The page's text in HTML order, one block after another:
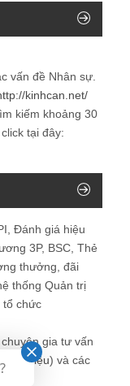
vấn đề Nhân sự
kinhcan.net/
kiếm khoảng 30
tại đây:
Đánh giá hiệu
3P, BSC, Thẻ
thưởng, đãi
thống Quản trị
tổ chức
gia tư vấn
giới thiệu) và các